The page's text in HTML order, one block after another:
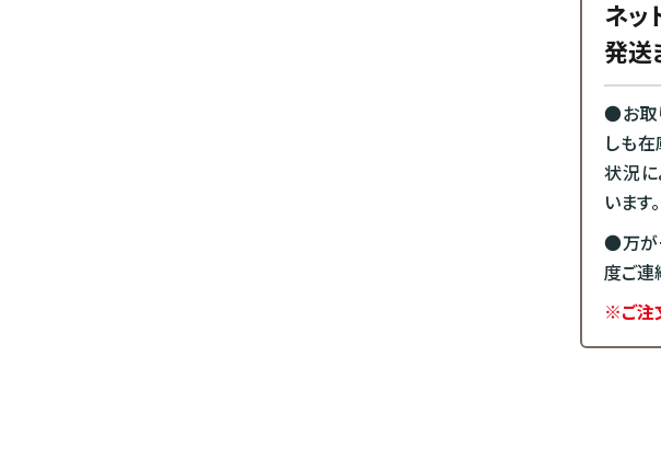
ネッ
発送
●お取
しも
状況に
います。
●万が
度ご連
※ご注